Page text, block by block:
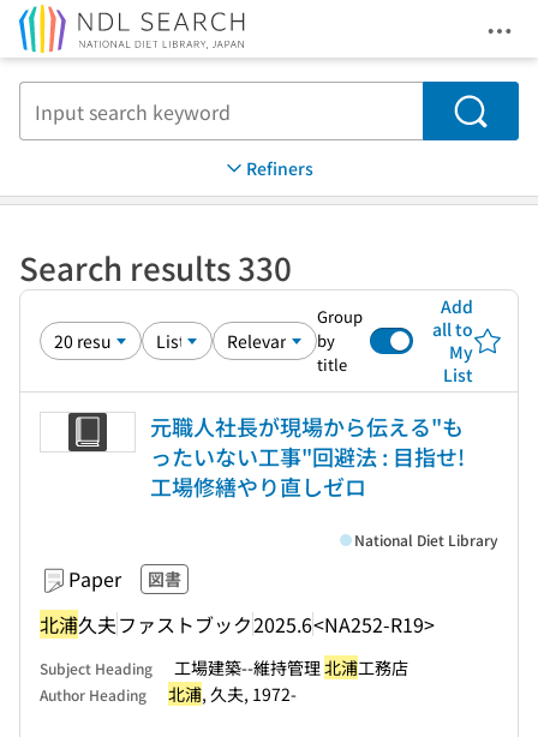
Search
Refiners
Search results 330
Group
by
title
Add
all to
My
List
元職人社長が現場から伝える"も
ったいない工事"回避法 : 目指せ!
工場修繕やり直しゼロ
Paper 図書
北浦久夫ファストブック2025.6<NA252-R19>
National Diet Library
Subject Heading 工場建築--維持管理北浦工務店
Author Heading 北浦, 久夫, 1972-